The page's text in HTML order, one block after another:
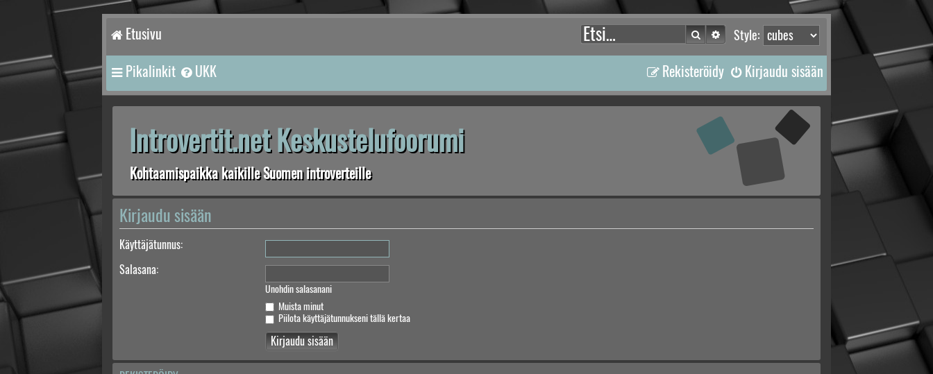
Etusivu Style:
Etsi Tarkennettu haku
Pikalinkit UKK Kirjaudu sisään
Rekisteröidy
Introvertit.net Keskustelufoorumi
Kohtaamispaikka kaikille Suomen introverteille
Kirjaudu sisään
Käyttäjätunnus:
Salasana:
Unohdin salasanani
Muista minut
Piilota käyttäjätunnukseni tällä kertaa